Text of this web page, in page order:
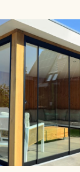
een
wordt in
en als totaal
om
zelf